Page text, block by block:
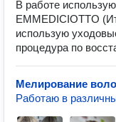
В работе
EMMEDICIOTTO
использую
процедура по
Мелирование
Работаю в